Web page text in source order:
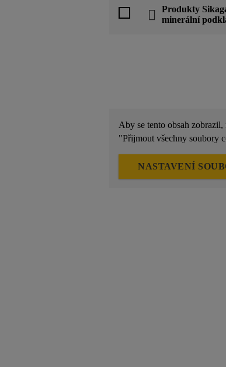
Produkty
minerální
Aby se tento obsah
"Přijmout všechny soubory
NASTAVENÍ